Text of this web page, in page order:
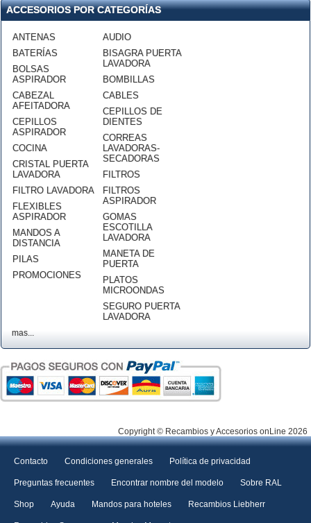
ACCESORIOS POR CATEGORÍAS
ANTENAS
BATERÍAS
BOLSAS
ASPIRADOR
CABEZAL
AFEITADORA
CEPILLOS
ASPIRADOR
COCINA
CRISTAL PUERTA
LAVADORA
FILTRO LAVADORA
FLEXIBLES
ASPIRADOR
MANDOS A
DISTANCIA
PILAS
PROMOCIONES
AUDIO
BISAGRA PUERTA
LAVADORA
BOMBILLAS
CABLES
CEPILLOS DE
DIENTES
CORREAS
LAVADORAS-
SECADORAS
FILTROS
FILTROS
ASPIRADOR
GOMAS
ESCOTILLA
LAVADORA
MANETA DE
PUERTA
PLATOS
MICROONDAS
SEGURO PUERTA
LAVADORA
mas...
Copyright © Recambios y Accesorios onLine 2026
Contacto Condiciones generales Política de privacidad
Preguntas frecuentes Encontrar nombre del modelo Sobre RAL
Shop Ayuda Mandos para hoteles Recambios Liebherr